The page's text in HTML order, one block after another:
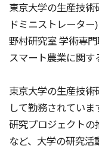
東京大学の生産技術
ドミニストレーター)
野村研究室 学術専門
スマート農業に関
東京大学の生産技術
して勤務されていま
研究プロジェクトの
など、大学の研究